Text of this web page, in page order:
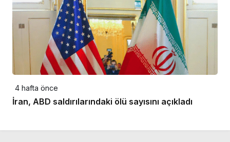
4 hafta önce
İran, ABD saldırılarındaki ölü sayısını açıkladı